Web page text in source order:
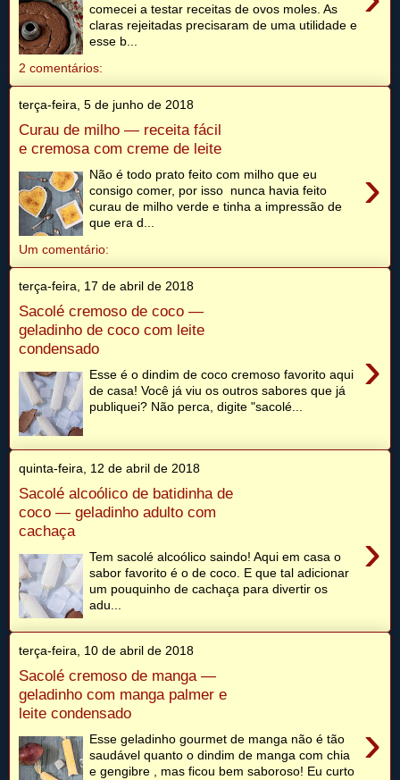
comecei a testar receitas de ovos moles. As
claras rejeitadas precisaram de uma utilidade e
esse b...
2 comentários:
terça-feira, 5 de junho de 2018
Curau de milho — receita fácil
e cremosa com creme de leite
›
Não é todo prato feito com milho que eu
consigo comer, por isso nunca havia feito
curau de milho verde e tinha a impressão de
que era d...
Um comentário:
terça-feira, 17 de abril de 2018
Sacolé cremoso de coco —
geladinho de coco com leite
condensado
›
Esse é o dindim de coco cremoso favorito aqui
de casa! Você já viu os outros sabores que já
publiquei? Não perca, digite "sacolé...
quinta-feira, 12 de abril de 2018
Sacolé alcoólico de batidinha de
coco — geladinho adulto com
cachaça
›
Tem sacolé alcoólico saindo! Aqui em casa o
sabor favorito é o de coco. E que tal adicionar
um pouquinho de cachaça para divertir os
adu...
terça-feira, 10 de abril de 2018
Sacolé cremoso de manga —
geladinho com manga palmer e
leite condensado
›
Esse geladinho gourmet de manga não é tão
saudável quanto o dindim de manga com chia
e gengibre , mas ficou bem saboroso! Eu curto